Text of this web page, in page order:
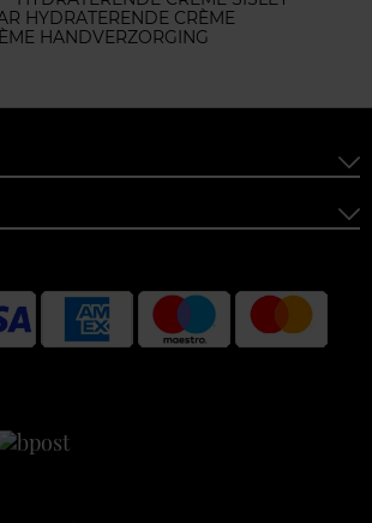
HYDRATERENDE CRÈME
HANDVERZORGING